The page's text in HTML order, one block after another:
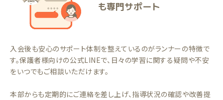
も専門サポート
入会後も安心のサポート体制を整えているのがランナーの特徴で
す。保護者様向けの公式LINEで、日々の学習に関する疑問や不安
をいつでもご相談いただけます。
本部からも定期的にご連絡を差し上げ、指導状況の確認や改善提